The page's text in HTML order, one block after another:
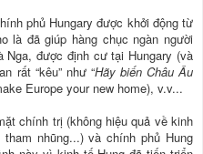
phủ Hungary được khởi động từ
là đã giúp hàng chục ngàn người
Nga, được định cư tại Hungary (và
rất “kêu” như “Hãy biến Châu Âu
Europe your new home), v.v...
chính trị (không hiệu quả về kinh
nhũng...) và chính phủ Hung